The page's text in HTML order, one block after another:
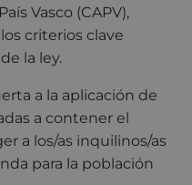
Vasco (CAPV),
criterios clave
la ley.
a la aplicación de
a contener el
a los/as inquilinos/as
para la población